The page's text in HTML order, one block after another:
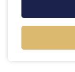
山梨県